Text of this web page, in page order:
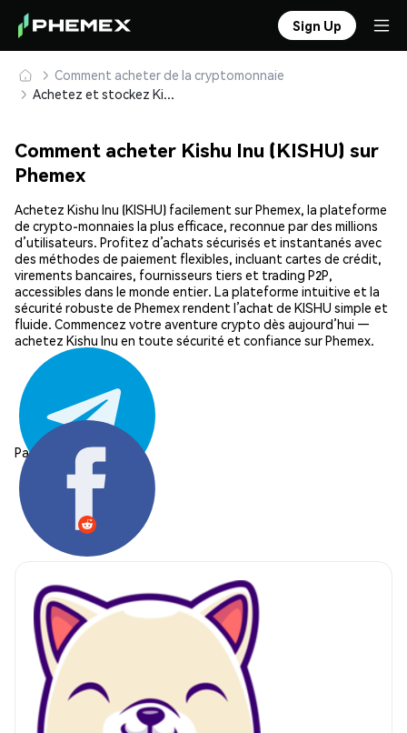
Sign Up
Comment acheter de la cryptomonnaie
Achetez et stockez Kishu Inu (KISHU) en toute sécurité
Comment acheter Kishu Inu (KISHU) sur
Phemex
Achetez Kishu Inu (KISHU) facilement sur Phemex, la plateforme
de crypto-monnaies la plus efficace, reconnue par des millions
d’utilisateurs. Profitez d’achats sécurisés et instantanés avec
des méthodes de paiement flexibles, incluant cartes de crédit,
virements bancaires, fournisseurs tiers et trading P2P,
accessibles dans le monde entier. La plateforme intuitive et la
sécurité robuste de Phemex rendent l’achat de KISHU simple et
fluide. Commencez votre aventure crypto dès aujourd’hui —
achetez Kishu Inu en toute sécurité et confiance sur Phemex.
Partager: